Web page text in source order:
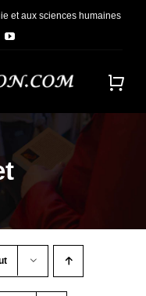
et aux sciences humaines